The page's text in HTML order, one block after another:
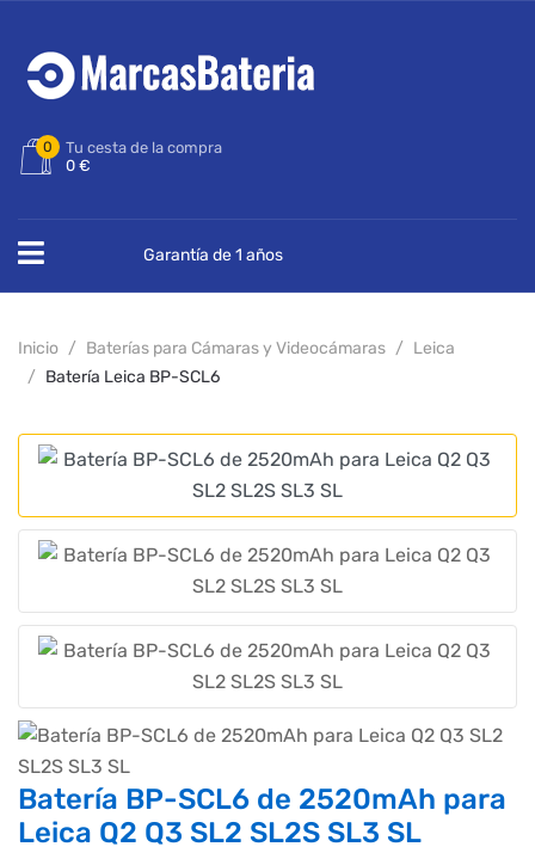
0
Tu cesta de la compra
0 €
Garantía de 1 años
Inicio Baterías para Cámaras y Videocámaras
Leica
Batería Leica BP-SCL6
Batería BP-SCL6 de 2520mAh para
Leica Q2 Q3 SL2 SL2S SL3 SL